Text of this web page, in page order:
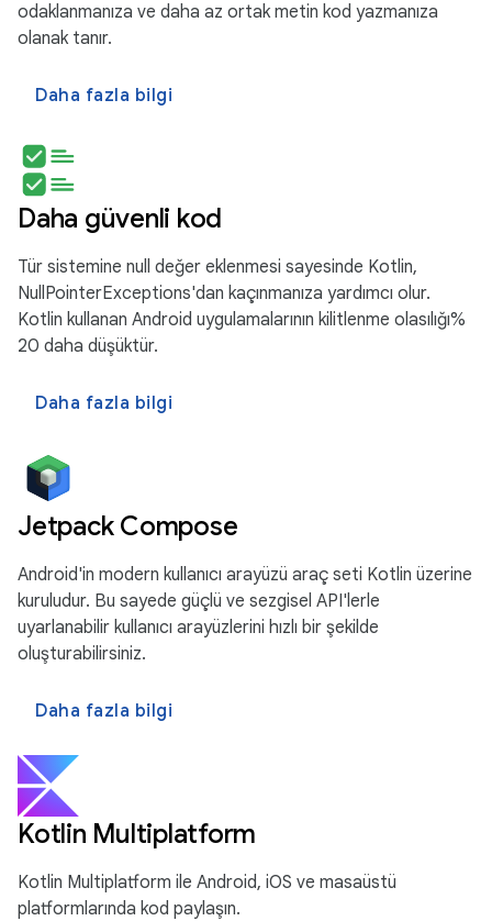
odaklanmanıza ve daha az ortak metin kod yazmanıza
olanak tanır.
Daha fazla bilgi
Daha güvenli kod
Tür sistemine null değer eklenmesi sayesinde Kotlin,
NullPointerExceptions'dan kaçınmanıza yardımcı olur.
Kotlin kullanan Android uygulamalarının kilitlenme olasılığı%
20 daha düşüktür.
Daha fazla bilgi
Jetpack Compose
Android'in modern kullanıcı arayüzü araç seti Kotlin üzerine
kuruludur. Bu sayede güçlü ve sezgisel API'lerle
uyarlanabilir kullanıcı arayüzlerini hızlı bir şekilde
oluşturabilirsiniz.
Daha fazla bilgi
Kotlin Multiplatform
Kotlin Multiplatform ile Android, iOS ve masaüstü
platformlarında kod paylaşın.